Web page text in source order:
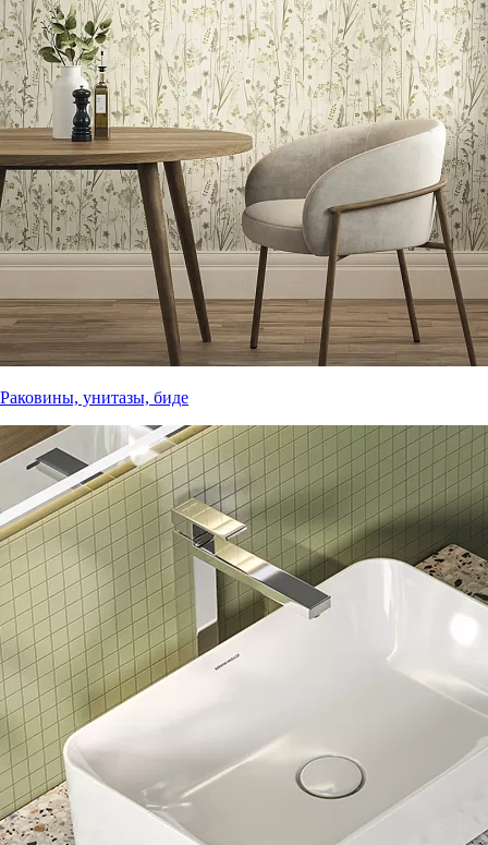
Раковины, унитазы, биде